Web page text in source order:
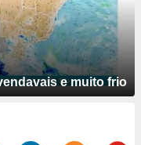
e muito frio